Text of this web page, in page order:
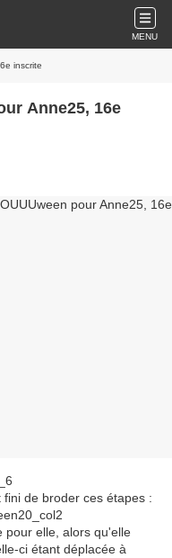
MENU
inscrite
Anne25, 16e
de broder ces étapes :
pour elle, alors qu'elle
ci étant déplacée à